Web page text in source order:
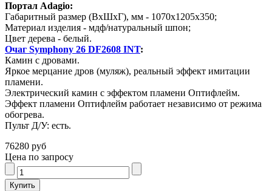
Портал Adagio:
Габаритный размер (ВхШхГ), мм - 1070х1205х350;
Материал изделия - мдф/натуральный шпон;
Цвет дерева - белый.
Очаг Symphony 26 DF2608 INT:
Камин с дровами.
Яркое мерцание дров (муляж), реальный эффект имитации
пламени.
Электрический камин с эффектом пламени Оптифлейм.
Эффект пламени Оптифлейм работает независимо от режима
обогрева.
Пульт Д/У: есть.
76280 руб
Цена по запросу